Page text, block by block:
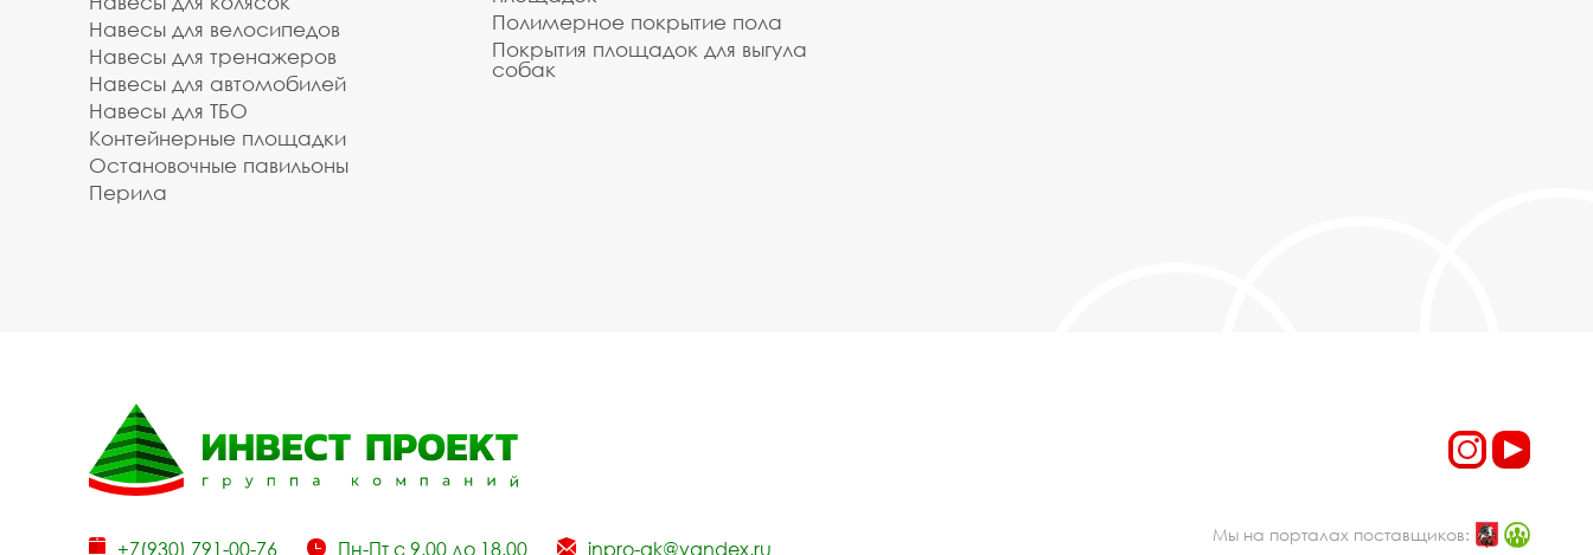
Навесы для велосипедов
Навесы для тренажеров
Навесы для автомобилей
Навесы для ТБО
Контейнерные площадки
Остановочные павильоны
Перила
Полимерное покрытие пола
Покрытия площадок для выгула
собак
+7(930) 791-00-76 Пн-Пт с 9.00 до 18.00 inpro-gk@yandex.ru
Мы на порталах поставщиков: